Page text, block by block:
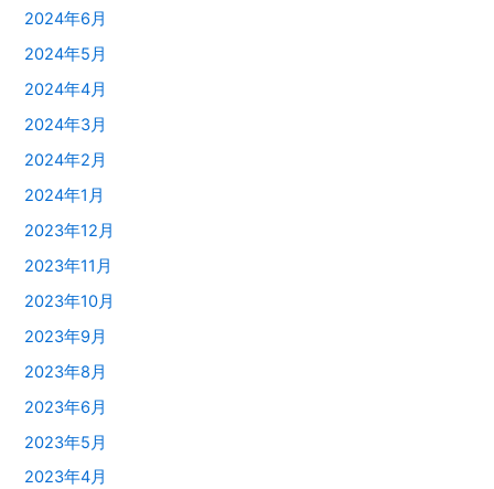
2024年6月
2024年5月
2024年4月
2024年3月
2024年2月
2024年1月
2023年12月
2023年11月
2023年10月
2023年9月
2023年8月
2023年6月
2023年5月
2023年4月